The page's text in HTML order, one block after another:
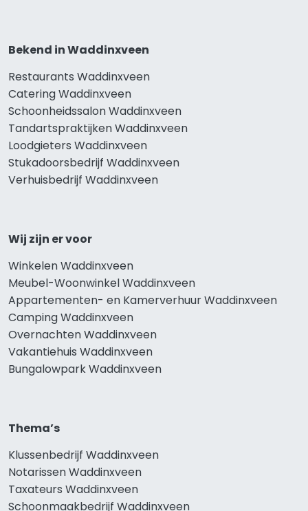
Bekend in Waddinxveen
Restaurants Waddinxveen
Catering Waddinxveen
Schoonheidssalon Waddinxveen
Tandartspraktijken Waddinxveen
Loodgieters Waddinxveen
Stukadoorsbedrijf Waddinxveen
Verhuisbedrijf Waddinxveen
Wij zijn er voor
Winkelen Waddinxveen
Meubel-Woonwinkel Waddinxveen
Appartementen- en Kamerverhuur Waddinxveen
Camping Waddinxveen
Overnachten Waddinxveen
Vakantiehuis Waddinxveen
Bungalowpark Waddinxveen
Thema’s
Klussenbedrijf Waddinxveen
Notarissen Waddinxveen
Taxateurs Waddinxveen
Schoonmaakbedrijf Waddinxveen